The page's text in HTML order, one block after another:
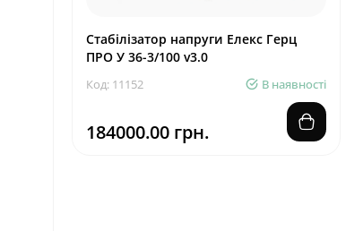
Стабілізатор напруги Елекс Герц
ПРО У 36-3/100 v3.0
Код: 11152 В наявності
184000.00 грн.